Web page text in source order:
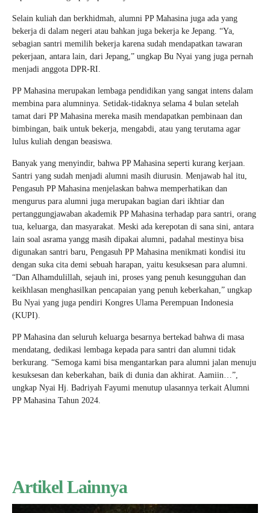
Selain kuliah dan berkhidmah, alumni PP Mahasina juga ada yang
bekerja di dalam negeri atau bahkan juga bekerja ke Jepang. “Ya,
sebagian santri memilih bekerja karena sudah mendapatkan tawaran
pekerjaan, antara lain, dari Jepang,” ungkap Bu Nyai yang juga pernah
menjadi anggota DPR-RI.
PP Mahasina merupakan lembaga pendidikan yang sangat intens dalam
membina para alumninya. Setidak-tidaknya selama 4 bulan setelah
tamat dari PP Mahasina mereka masih mendapatkan pembinaan dan
bimbingan, baik untuk bekerja, mengabdi, atau yang terutama agar
lulus kuliah dengan beasiswa.
Banyak yang menyindir, bahwa PP Mahasina seperti kurang kerjaan.
Santri yang sudah menjadi alumni masih diurusin. Menjawab hal itu,
Pengasuh PP Mahasina menjelaskan bahwa memperhatikan dan
mengurus para alumni juga merupakan bagian dari ikhtiar dan
pertanggungjawaban akademik PP Mahasina terhadap para santri, orang
tua, keluarga, dan masyarakat. Meski ada kerepotan di sana sini, antara
lain soal asrama yangg masih dipakai alumni, padahal mestinya bisa
digunakan santri baru, Pengasuh PP Mahasina menikmati kondisi itu
dengan suka cita demi sebuah harapan, yaitu kesuksesan para alumni.
“Dan Alhamdulillah, sejauh ini, proses yang penuh kesungguhan dan
keikhlasan menghasilkan pencapaian yang penuh keberkahan,” ungkap
Bu Nyai yang juga pendiri Kongres Ulama Perempuan Indonesia
(KUPI).
PP Mahasina dan seluruh keluarga besarnya bertekad bahwa di masa
mendatang, dedikasi lembaga kepada para santri dan alumni tidak
berkurang. “Semoga kami bisa mengantarkan para alumni jalan menuju
kesuksesan dan keberkahan, baik di dunia dan akhirat. Aamiin…”,
ungkap Nyai Hj. Badriyah Fayumi menutup ulasannya terkait Alumni
PP Mahasina Tahun 2024.
Artikel Lainnya